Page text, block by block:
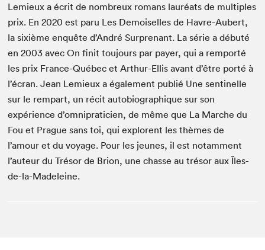
Lemieux a écrit de nombreux romans lauréats de multiples
prix. En 2020 est paru Les Demoiselles de Havre-Aubert,
la sixième enquête d’André Surprenant. La série a débuté
en 2003 avec On finit toujours par payer, qui a remporté
les prix France-Québec et Arthur-Ellis avant d’être porté à
l’écran. Jean Lemieux a également publié Une sentinelle
sur le rempart, un récit autobiographique sur son
expérience d’omnipraticien, de même que La Marche du
Fou et Prague sans toi, qui explorent les thèmes de
l’amour et du voyage. Pour les jeunes, il est notamment
l’auteur du Trésor de Brion, une chasse au trésor aux Îles-
de-la-Madeleine.